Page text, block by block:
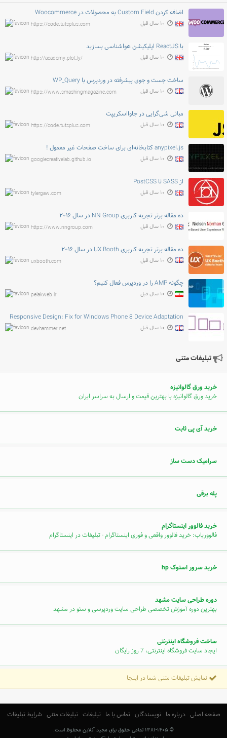
اضافه کردن Custom Field به محصولات در Woocommerce
https://code.tutsplus.com ۱۰ سال قبل
با ReactJS اپلیکیشن هواشناسی بسازید
http://academy.plot.ly/ ۱۰ سال قبل
ساخت جست و جوی پیشرفته در وردپرس با WP_Query
https://www.smashingmagazine.com ۱۰ سال قبل
مبانی شی‌گرایی در جاوااسکریپت
https://code.tutsplus.com ۱۰ سال قبل
anypixel.js کتابخانه‌ای برای ساخت صفحات غیر معمول !
googlecreativelab.github.io ۱۰ سال قبل
از SASS تا PostCSS
tylergaw.com ۱۰ سال قبل
ده مقاله برتر تجربه کاربری NN Group در سال ۲۰۱۶
https://www.nngroup.com ۱۰ سال قبل
ده مقاله برتر تجربه کاربری UX Booth در سال ۲۰۱۶
uxbooth.com ۱۰ سال قبل
چگونه AMP را در وردپرس فعال کنیم؟
pelakweb.ir ۱۰ سال قبل
Responsive Design: Fix for Windows Phone 8 Device Adaptation
devhammer.net ۱۰ سال قبل
تبلیغات متنی
خرید ورق گالوانیزه
خرید ورق گالوانیزه با بهترین قیمت و ارسال به سراسر ایران
خرید آی پی ثابت
سرامیک دست ساز
پله برقی
خرید فالوور اینستاگرام
فالووریاب: خرید فالوور واقعی و فوری اینستاگرام - تبلیغات در اینستاگرام
خرید سرور استوک hp
دوره طراحی سایت مشهد
بهترین دوره آموزش تخصصی طراحی سایت وردپرسی و سئو در مشهد
ساخت فروشگاه اینترنتی
ایجاد سایت فروشگاه اینترنتی، 7 روز رایگان
نمایش تبلیغات متنی شما در اینجا
صفحه اصلی درباره ما نویسندگان تماس با ما تبلیغات تبلیغات متنی شرایط تبلیغات
© ۱۳۸۱-۱۴۰۵ تمامی حقوق برای مجید آنلاین محفوظ است.